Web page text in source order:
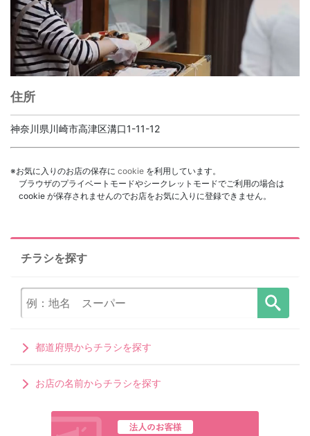
住所
神奈川県川崎市高津区溝口1-11-12
※お気に入りのお店の保存に cookie を利用しています。
ブラウザのプライベートモードやシークレットモードでご利用の場合は
cookie が保存されませんのでお店をお気に入りに登録できません。
チラシを探す
都道府県からチラシを探す
お店の名前からチラシを探す